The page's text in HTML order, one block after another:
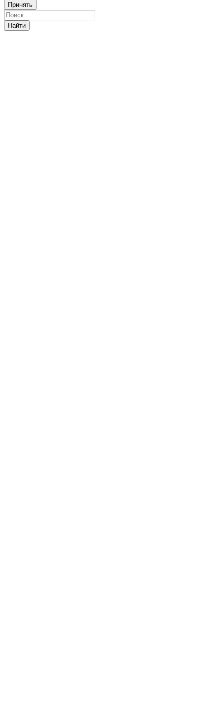
Принять
Найти